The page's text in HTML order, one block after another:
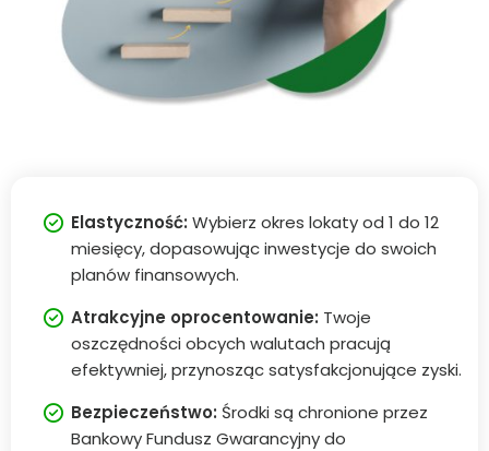
Elastyczność: Wybierz okres lokaty od 1 do 12
miesięcy, dopasowując inwestycje do swoich
planów finansowych.
Atrakcyjne oprocentowanie: Twoje
oszczędności obcych walutach pracują
efektywniej, przynosząc satysfakcjonujące zyski.
Bezpieczeństwo: Środki są chronione przez
Bankowy Fundusz Gwarancyjny do